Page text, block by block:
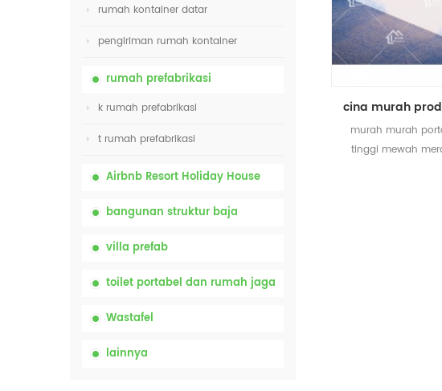
rumah kontainer datar
pengiriman rumah kontainer
rumah prefabrikasi
k rumah prefabrikasi
t rumah prefabrikasi
Airbnb Resort Holiday House
bangunan struktur baja
villa prefab
toilet portabel dan rumah jaga
Wastafel
lainnya
murah murah
tinggi mewah